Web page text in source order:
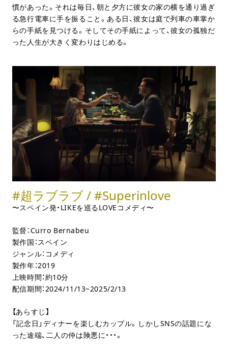
慣があった。それは毎日、朝と夕方に彼女の家の横を通り過ぎ
る急行電車に手を振ること。ある日、彼女は庭で列車の車掌か
らの手紙を見つける。そしてその手紙によって、彼女の孤独だ
った人生が大きく変わりはじめる。
#超ラブラブ / #Superinlove
〜スペイン発・LIKEを巡るLOVEコメディ〜
監督：Curro Bernabeu
製作国：スペイン
ジャンル：コメディ
製作年：2019
上映時間：約10分
配信期間：2024/11/13~2025/2/13
【あらすじ】
「記念日」ディナーを楽しむカップル。しかしSNSの話題にな
った途端、二人の仲は険悪に・・・。